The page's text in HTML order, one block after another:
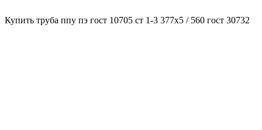
Купить труба ппу пэ гост 10705 ст 1-3 377x5 / 560 гост 30732
Диаметр трубы, мм
?